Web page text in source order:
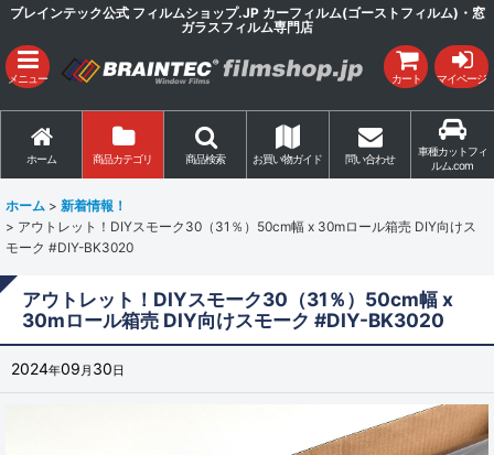
ブレインテック公式 フィルムショップ.JP カーフィルム(ゴーストフィルム)・窓
ガラスフィルム専門店
メニュー カート マイページ
ホーム 商品カテゴリ 商品検索 お買い物ガイド 問い合わせ
車種カットフィ
ルム.com
ホーム > 新着情報！
> アウトレット！DIYスモーク30（31％）50cm幅 x 30mロール箱売 DIY向けス
モーク #DIY-BK3020
アウトレット！DIYスモーク30（31％）50cm幅 x
30mロール箱売 DIY向けスモーク #DIY-BK3020
2024年09 月 30日